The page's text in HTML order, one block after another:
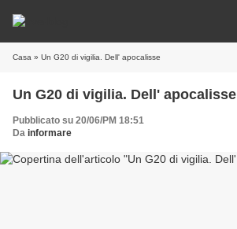
Casa » Un G20 di vigilia. Dell' apocalisse
Un G20 di vigilia. Dell' apocalisse
Pubblicato su 20/06/PM 18:51
Da informare